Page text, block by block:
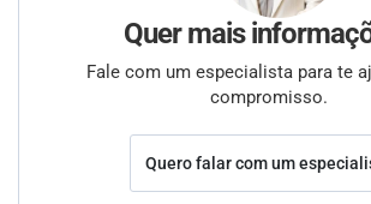
Quer mais
Fale com um especialista para te
compromisso.
Quero falar com um